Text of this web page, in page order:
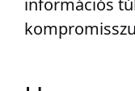
információs